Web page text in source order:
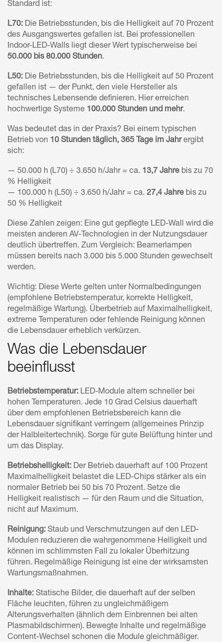
Standard ist:
L70: Die Betriebsstunden, bis die Helligkeit auf 70 Prozent
des Ausgangswertes gefallen ist. Bei professionellen
Indoor-LED-Walls liegt dieser Wert typischerweise bei
50.000 bis 80.000 Stunden.
L50: Die Betriebsstunden, bis die Helligkeit auf 50 Prozent
gefallen ist — der Punkt, den viele Hersteller als
technisches Lebensende definieren. Hier erreichen
hochwertige Systeme 100.000 Stunden und mehr.
Was bedeutet das in der Praxis? Bei einem typischen
Betrieb von 10 Stunden täglich, 365 Tage im Jahrergibt
sich:
— 50.000 h (L70) ÷ 3.650 h/Jahr = ca. 13,7 Jahre bis zu 70
% Helligkeit
— 100.000 h (L50) ÷ 3.650 h/Jahr = ca. 27,4 Jahre bis zu
50 % Helligkeit
Diese Zahlen zeigen: Eine gut gepflegte LED-Wall wird die
meisten anderen AV-Technologien in der Nutzungsdauer
deutlich übertreffen. Zum Vergleich: Beamerlampen
müssen bereits nach 3.000 bis 5.000 Stunden gewechselt
werden.
Wichtig: Diese Werte gelten unter Normalbedingungen
(empfohlene Betriebstemperatur, korrekte Helligkeit,
regelmäßige Wartung). Überbetrieb auf Maximalhelligkeit,
extreme Temperaturen oder fehlende Reinigung können
die Lebensdauer erheblich verkürzen.
Was die Lebensdauer
beeinflusst
Betriebstemperatur: LED-Module altern schneller bei
hohen Temperaturen. Jede 10 Grad Celsius dauerhaft
über dem empfohlenen Betriebsbereich kann die
Lebensdauer signifikant verringern (allgemeines Prinzip
der Halbleitertechnik). Sorge für gute Belüftung hinter und
um das Display.
Betriebshelligkeit: Der Betrieb dauerhaft auf 100 Prozent
Maximalhelligkeit belastet die LED-Chips stärker als ein
normaler Betrieb bei 50 bis 70 Prozent. Setze die
Helligkeit realistisch — für den Raum und die Situation,
nicht auf Maximum.
Reinigung: Staub und Verschmutzungen auf den LED-
Modulen reduzieren die wahrgenommene Helligkeit und
können im schlimmsten Fall zu lokaler Überhitzung
führen. Regelmäßige Reinigung ist eine der wirksamsten
Wartungsmaßnahmen.
Inhalte: Statische Bilder, die dauerhaft auf der selben
Fläche leuchten, führen zu ungleichmäßigem
Alterungsverhalten (ähnlich dem Einbrennen bei alten
Plasmabildschirmen). Bewegte Inhalte und regelmäßige
Content-Wechsel schonen die Module gleichmäßiger.